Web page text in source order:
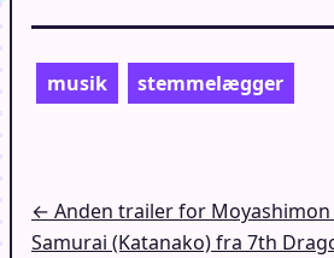
musik stemmelægger
Indlægsnavigation
← Anden trailer for Moyashimon
Samurai (Katanako) fra 7th